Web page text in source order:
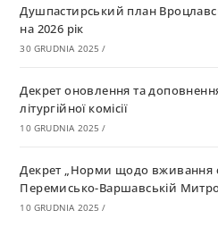
Душпастирський план
на 2026 рік
30 GRUDNIA 2025 /
Декрет оновлення та
літургійної комісії
10 GRUDNIA 2025 /
Декрет „Норми щодо вживання
Перемисько-Варшавській
10 GRUDNIA 2025 /